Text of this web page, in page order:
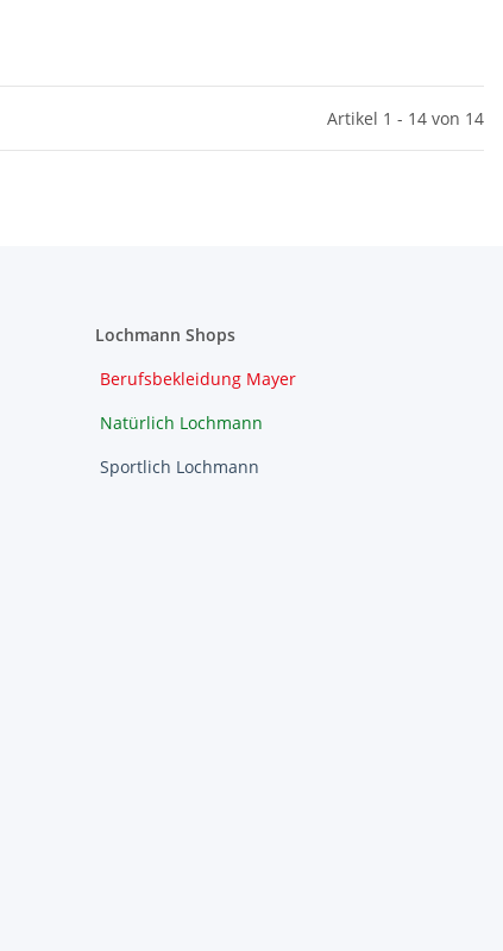
Artikel 1 - 14 von 14
Lochmann Shops
Berufsbekleidung Mayer
Natürlich Lochmann
Sportlich Lochmann